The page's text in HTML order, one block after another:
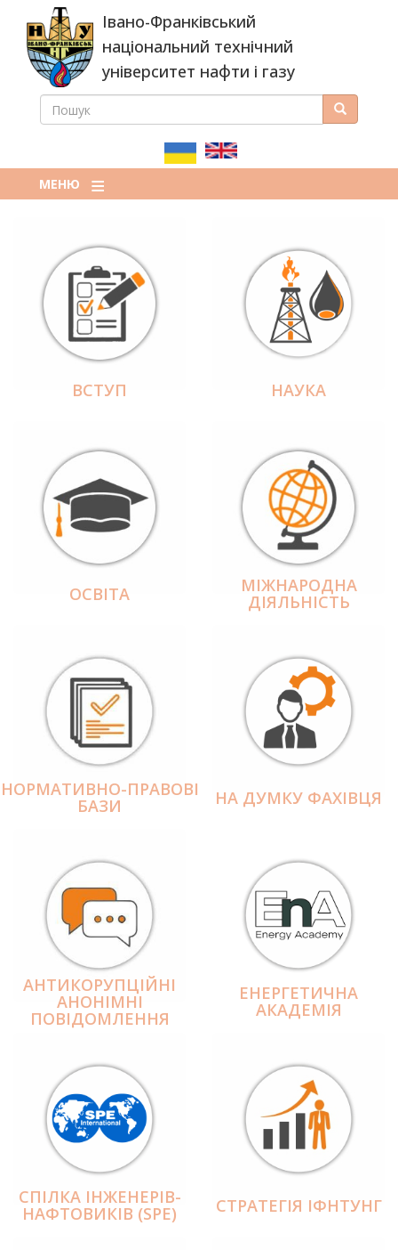
основного
вмісту
Івано-Франківський
національний технічний
університет нафти і газу
ПОШУКОВА
ПОШУК Пошук
МЕНЮ
ВСТУП НАУКА
ОСВІТА МІЖНАРОДНА
ДІЯЛЬНІCТЬ
НОРМАТИВНО-ПРАВОВІ
БАЗИ НА ДУМКУ ФАХІВЦЯ
АНТИКОРУПЦІЙНІ
АНОНІМНІ
ПОВІДОМЛЕННЯ
ЕНЕРГЕТИЧНА
АКАДЕМІЯ
СПІЛКА ІНЖЕНЕРІВ-
НАФТОВИКІВ (SPE) СТРАТЕГІЯ ІФНТУНГ